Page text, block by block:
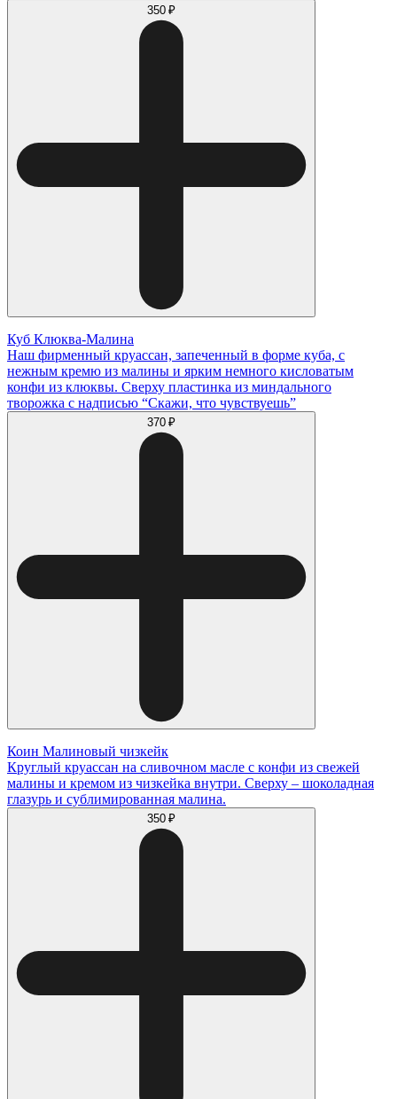
350 ₽
Куб Клюква-Малина
Наш фирменный круассан, запеченный в форме куба, с
нежным кремю из малины и ярким немного кисловатым
конфи из клюквы. Сверху пластинка из миндального
творожка с надписью “Скажи, что чувствуешь”
370 ₽
Коин Малиновый чизкейк
Круглый круассан на сливочном масле с конфи из свежей
малины и кремом из чизкейка внутри. Сверху – шоколадная
глазурь и сублимированная малина.
350 ₽